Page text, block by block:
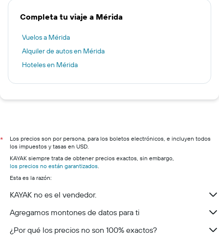
Completa tu viaje a Mérida
Vuelos a Mérida
Alquiler de autos en Mérida
Hoteles en Mérida
*
Los precios son por persona, para los boletos electrónicos, e incluyen todos
los impuestos y tasas en USD.
KAYAK siempre trata de obtener precios exactos, sin embargo,
los precios no están garantizados.
Esta es la razón:
KAYAK no es el vendedor.
Agregamos montones de datos para ti
¿Por qué los precios no son 100% exactos?